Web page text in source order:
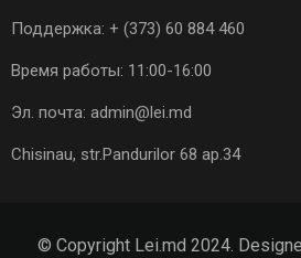
Поддержка: + (373) 60 884 460
Время работы: 11:00-16:00
Эл. почта: admin@lei.md
Chisinau, str.Pandurilor 68 ap.34
© Copyright Lei.md 2024.